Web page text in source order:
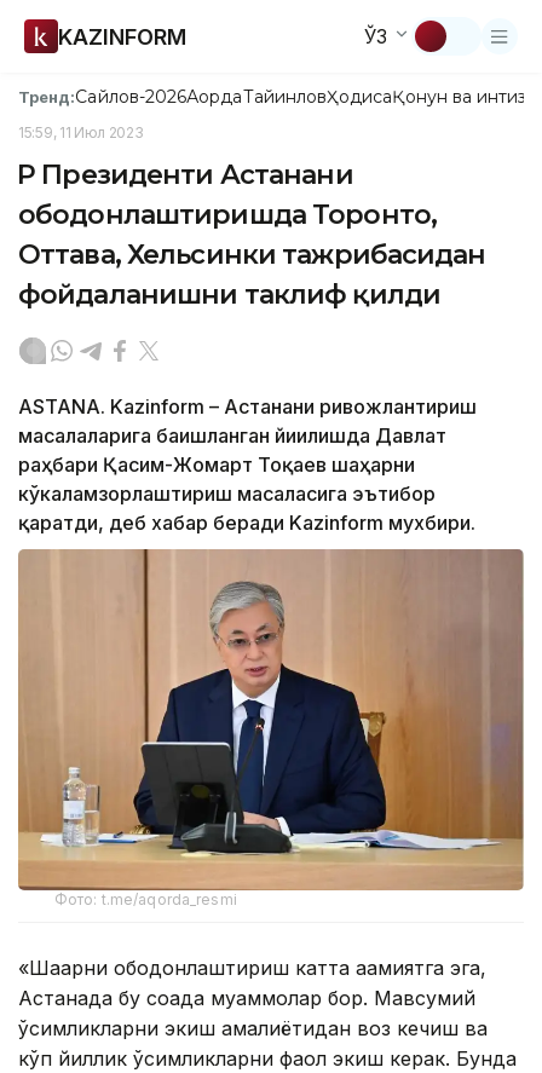
KAZINFORM ЎЗ
Тренд:Сайлов-2026АқордаТайинловҲодисаҚонун ва
15:59, 11 Июл 2023
ҚР Президенти Астанани
ободонлаштиришда Торонто,
Оттава, Хельсинки тажрибасидан
фойдаланишни таклиф қилди
ASTANA. Kazinform – Астанани ривожлантириш
масалаларига бағишланган йиғилишда Давлат
раҳбари Қасим-Жомарт Тоқаев шаҳарни
кўкаламзорлаштириш масаласига эътибор
қаратди, деб хабар беради Kazinform мухбири.
Фото: t.me/aqorda_resmi
«Шаҳарни ободонлаштириш катта аҳамиятга эга,
Астанада бу соҳада муаммолар бор. Мавсумий
ўсимликларни экиш амалиётидан воз кечиш ва
кўп йиллик ўсимликларни фаол экиш керак. Бунда